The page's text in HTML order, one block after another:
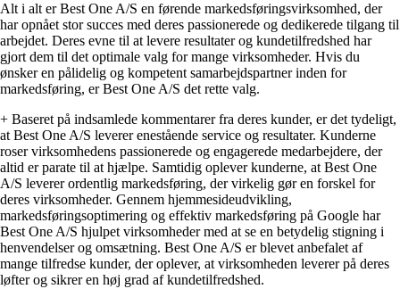
Alt i alt er Best One A/S en førende markedsføringsvirksomhed, der
har opnået stor succes med deres passionerede og dedikerede tilgang til
arbejdet. Deres evne til at levere resultater og kundetilfredshed har
gjort dem til det optimale valg for mange virksomheder. Hvis du
ønsker en pålidelig og kompetent samarbejdspartner inden for
markedsføring, er Best One A/S det rette valg.
+ Baseret på indsamlede kommentarer fra deres kunder, er det tydeligt,
at Best One A/S leverer enestående service og resultater. Kunderne
roser virksomhedens passionerede og engagerede medarbejdere, der
altid er parate til at hjælpe. Samtidig oplever kunderne, at Best One
A/S leverer ordentlig markedsføring, der virkelig gør en forskel for
deres virksomheder. Gennem hjemmesideudvikling,
markedsføringsoptimering og effektiv markedsføring på Google har
Best One A/S hjulpet virksomheder med at se en betydelig stigning i
henvendelser og omsætning. Best One A/S er blevet anbefalet af
mange tilfredse kunder, der oplever, at virksomheden leverer på deres
løfter og sikrer en høj grad af kundetilfredshed.